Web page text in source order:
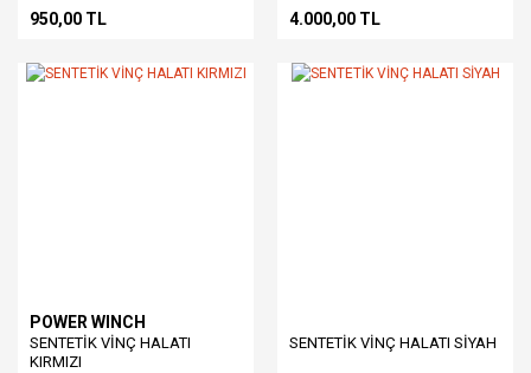
950,00 TL 4.000,00 TL
POWER WINCH
SENTETİK VİNÇ HALATI
KIRMIZI
SENTETİK VİNÇ HALATI SİYAH